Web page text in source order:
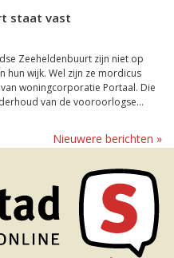
staat vast
Zeeheldenbuurt zijn niet op
hun wijk. Wel zijn ze mordicus
woningcorporatie Portaal. Die
van de vooroorlogse...
Nieuwere berichten »